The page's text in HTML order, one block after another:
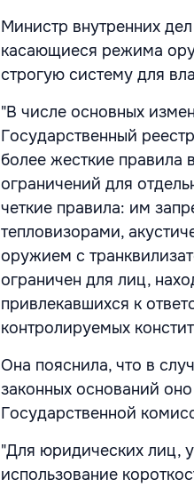
Министр внутренних
касающиеся режима
строгую систему для
"В числе основных
Государственный
более жесткие правила
ограничений для
четкие правила: им
тепловизорами,
оружием с
ограничен для лиц,
привлекавшихся к
контролируемых
Она пояснила, что в
законных оснований
Государственной
"Для юридических лиц,
использование